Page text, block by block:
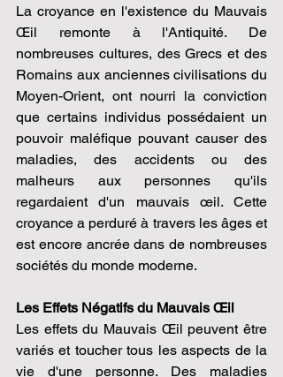
La croyance en l'existence du Mauvais
Œil remonte à l'Antiquité. De
nombreuses cultures, des Grecs et des
Romains aux anciennes civilisations du
Moyen-Orient, ont nourri la conviction
que certains individus possédaient un
pouvoir maléfique pouvant causer des
maladies, des accidents ou des
malheurs aux personnes qu'ils
regardaient d'un mauvais œil. Cette
croyance a perduré à travers les âges et
est encore ancrée dans de nombreuses
sociétés du monde moderne.
Les Effets Négatifs du Mauvais Œil
Les effets du Mauvais Œil peuvent être
variés et toucher tous les aspects de la
vie d'une personne. Des maladies